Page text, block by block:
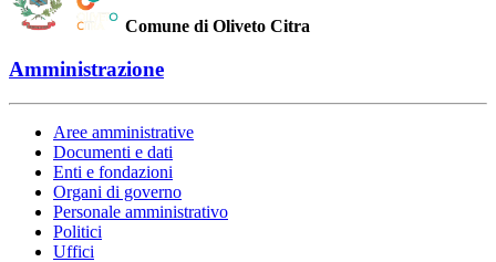
Comune di Oliveto Citra
Amministrazione
Aree amministrative
Documenti e dati
Enti e fondazioni
Organi di governo
Personale amministrativo
Politici
Uffici